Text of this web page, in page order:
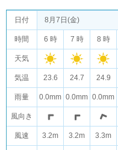
日付
時間
天気
気温
雨量
風向き
風速
8月7日(金)
6 時 7 時 8 時
23.6 24.7 24.9
0.0mm 0.0mm 0.0mm
3.2m 3.2m 3.3m